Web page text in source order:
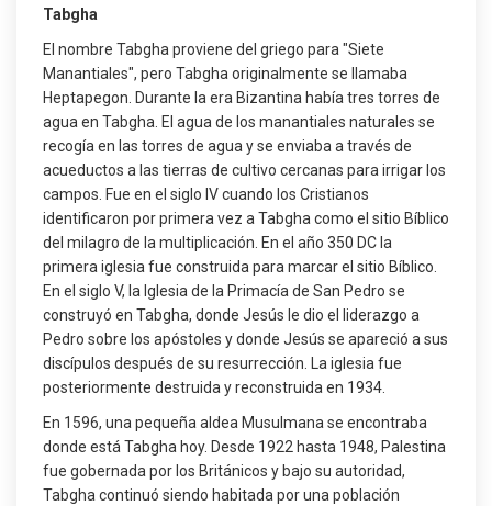
Tabgha
El nombre Tabgha proviene del griego para "Siete
Manantiales", pero Tabgha originalmente se llamaba
Heptapegon. Durante la era Bizantina había tres torres de
agua en Tabgha. El agua de los manantiales naturales se
recogía en las torres de agua y se enviaba a través de
acueductos a las tierras de cultivo cercanas para irrigar los
campos. Fue en el siglo IV cuando los Cristianos
identificaron por primera vez a Tabgha como el sitio Bíblico
del milagro de la multiplicación. En el año 350 DC la
primera iglesia fue construida para marcar el sitio Bíblico.
En el siglo V, la Iglesia de la Primacía de San Pedro se
construyó en Tabgha, donde Jesús le dio el liderazgo a
Pedro sobre los apóstoles y donde Jesús se apareció a sus
discípulos después de su resurrección. La iglesia fue
posteriormente destruida y reconstruida en 1934.
En 1596, una pequeña aldea Musulmana se encontraba
donde está Tabgha hoy. Desde 1922 hasta 1948, Palestina
fue gobernada por los Británicos y bajo su autoridad,
Tabgha continuó siendo habitada por una población